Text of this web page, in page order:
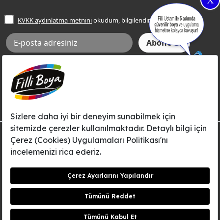
Frezya Rengi
Bilgi Toplumu Hizmetleri
İnternet Sitesi Kullanım Koşulları
KVKK Talep Formu
KVKK Aydınlatma Metni
KVKK aydınlatma metniniokudum, bilgilendim.
Aksi tarafımca bildirilene dek, Betek Boya ve Kimya Sanayi A.Ş.'nin
Filli Boya dahil tüm markaları ile ilgili kampanya, duyuru, hizmetler ve
tanıtım faaliyetleri vb. ile ilgili olarak e-posta yoluyla şahsıma
© Filli Boya 2026. Tüm Hakları Saklıdır.